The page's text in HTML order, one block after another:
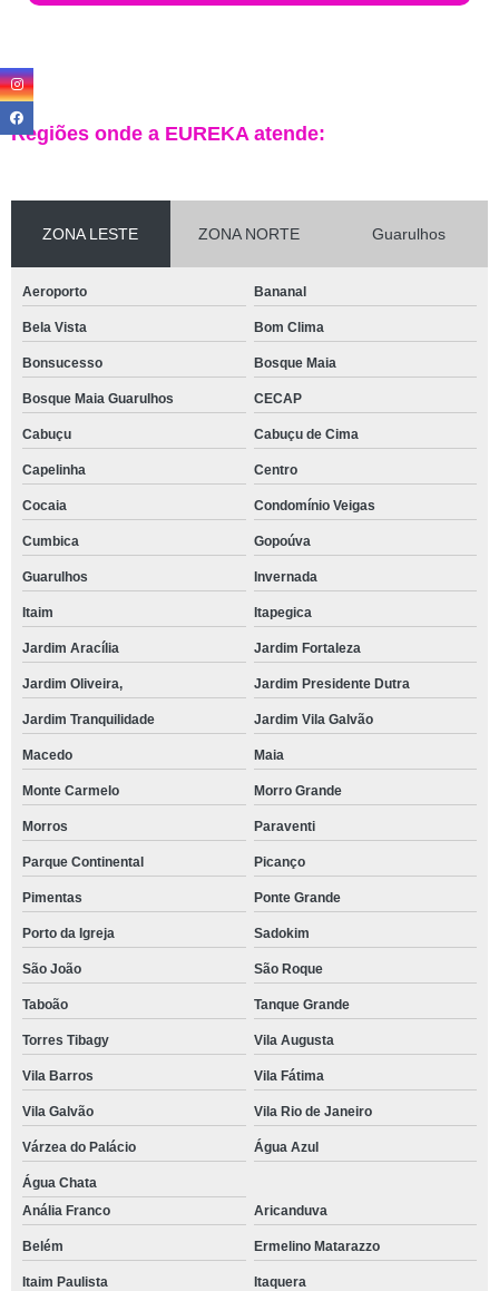
Regiões onde a EUREKA atende:
ZONA LESTE ZONA NORTE Guarulhos
Aeroporto Bananal
Bela Vista Bom Clima
Bonsucesso Bosque Maia
Bosque Maia Guarulhos CECAP
Cabuçu Cabuçu de Cima
Capelinha Centro
Cocaia Condomínio Veigas
Cumbica Gopoúva
Guarulhos Invernada
Itaim Itapegica
Jardim Aracília Jardim Fortaleza
Jardim Oliveira, Jardim Presidente Dutra
Jardim Tranquilidade Jardim Vila Galvão
Macedo Maia
Monte Carmelo Morro Grande
Morros Paraventi
Parque Continental Picanço
Pimentas Ponte Grande
Porto da Igreja Sadokim
São João São Roque
Taboão Tanque Grande
Torres Tibagy Vila Augusta
Vila Barros Vila Fátima
Vila Galvão Vila Rio de Janeiro
Várzea do Palácio Água Azul
Água Chata
Anália Franco
Aricanduva
Belém Ermelino Matarazzo
Itaim Paulista Itaquera